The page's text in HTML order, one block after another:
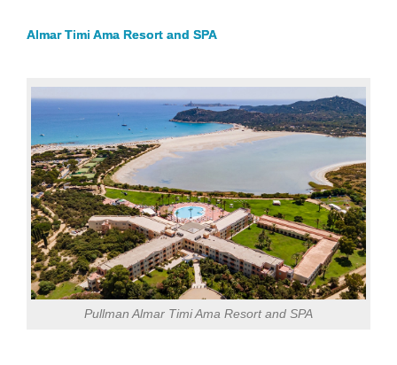
Almar Timi Ama Resort and SPA
Pullman Almar Timi Ama Resort and SPA